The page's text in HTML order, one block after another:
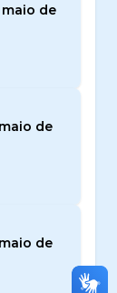
maio de
de
de